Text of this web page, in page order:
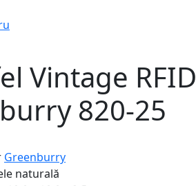
Vintage RFID
820-25
Greenburry
naturală